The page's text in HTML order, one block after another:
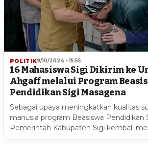
POLITIK9/10/2024 - 15:55
16 Mahasiswa Sigi Dikirim ke
Ahgaff melalui Program
Pendidikan Sigi Masagena
Sebagai upaya meningkatkan kualitas
manusia program Beasiswa Pendidikan
Pemerintah Kabupaten Sigi kembali